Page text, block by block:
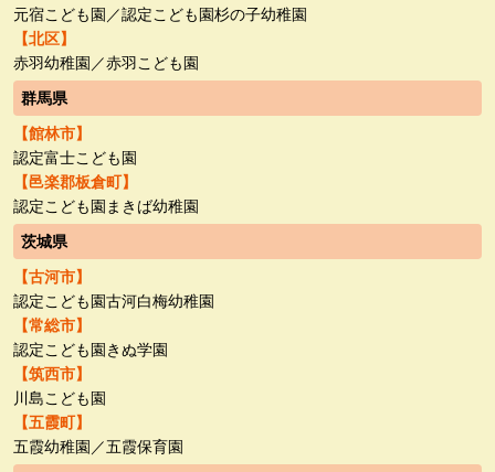
元宿こども園／認定こども園杉の子幼稚園
【北区】
赤羽幼稚園／赤羽こども園
群馬県
【館林市】
認定富士こども園
【邑楽郡板倉町】
認定こども園まきば幼稚園
茨城県
【古河市】
認定こども園古河白梅幼稚園
【常総市】
認定こども園きぬ学園
【筑西市】
川島こども園
【五霞町】
五霞幼稚園／五霞保育園